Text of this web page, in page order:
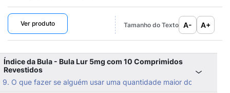
Ver produto Tamanho do Texto A- A+
Índice da Bula - Bula Lur 5mg com 10 Comprimidos
Revestidos
9. O que fazer se alguém usar uma quantidade maior do que a